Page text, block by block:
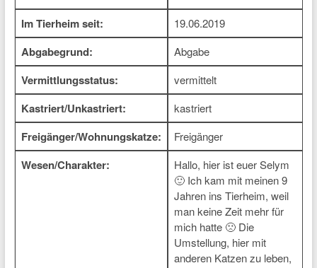
Im Tierheim seit: 19.06.2019
Abgabegrund: Abgabe
Vermittlungsstatus: vermittelt
Kastriert/Unkastriert: kastriert
Freigänger/Wohnungskatze: Freigänger
Wesen/Charakter:
Hallo, hier ist euer Selym
🙂 Ich kam mit meinen 9
Jahren ins Tierheim, weil
man keine Zeit mehr für
mich hatte 🙁 Die
Umstellung, hier mit
anderen Katzen zu leben,